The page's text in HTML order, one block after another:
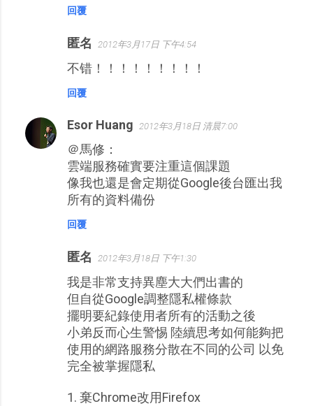
回覆
匿名 2012年3月17日 下午4:54
不错！！！！！！！！！
回覆
Esor Huang 2012年3月18日 清晨7:00
＠馬修：
雲端服務確實要注重這個課題
像我也還是會定期從Google後台匯出我
所有的資料備份
回覆
匿名 2012年3月18日 下午1:30
我是非常支持異塵大大們出書的
但自從Google調整隱私權條款
擺明要紀錄使用者所有的活動之後
小弟反而心生警惕 陸續思考如何能夠把
使用的網路服務分散在不同的公司 以免
完全被掌握隱私
1. 棄Chrome改用Firefox